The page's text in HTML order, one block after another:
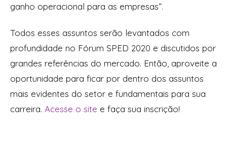
ganho operacional para as empresas”.
Todos esses assuntos serão levantados com
profundidade no Fórum SPED 2020 e discutidos por
grandes referências do mercado. Então, aproveite a
oportunidade para ficar por dentro dos assuntos
mais evidentes do setor e fundamentais para sua
carreira. Acesse o site e faça sua inscrição!